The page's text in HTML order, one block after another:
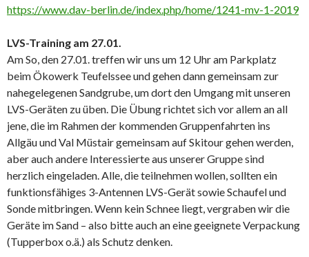
https://www.dav-berlin.de/index.php/home/1241-mv-1-2019
LVS-Training am 27.01.
Am So, den 27.01. treffen wir uns um 12 Uhr am Parkplatz
beim Ökowerk Teufelssee und gehen dann gemeinsam zur
nahegelegenen Sandgrube, um dort den Umgang mit unseren
LVS-Geräten zu üben. Die Übung richtet sich vor allem an all
jene, die im Rahmen der kommenden Gruppenfahrten ins
Allgäu und Val Müstair gemeinsam auf Skitour gehen werden,
aber auch andere Interessierte aus unserer Gruppe sind
herzlich eingeladen. Alle, die teilnehmen wollen, sollten ein
funktionsfähiges 3-Antennen LVS-Gerät sowie Schaufel und
Sonde mitbringen. Wenn kein Schnee liegt, vergraben wir die
Geräte im Sand – also bitte auch an eine geeignete Verpackung
(Tupperbox o.ä.) als Schutz denken.